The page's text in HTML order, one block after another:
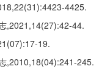
4425.
,2021,14(27):42-44.
19.
,2010,18(04):241-245.